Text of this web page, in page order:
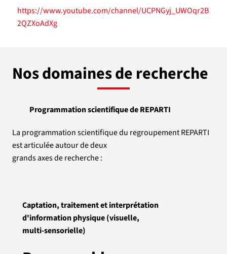
https://www.youtube.com/channel/UCPNGyj_UWOqr2B
2QZXoAdXg
Nos domaines de recherche
Programmation scientifique de REPARTI
La programmation scientifique du regroupement REPARTI
est articulée autour de deux
grands axes de recherche :
Captation, traitement et interprétation
d'information physique (visuelle,
multi-sensorielle)